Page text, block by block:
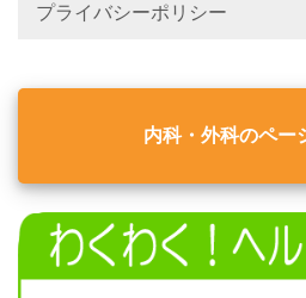
プライバシーポリシー
内科・外科のペー